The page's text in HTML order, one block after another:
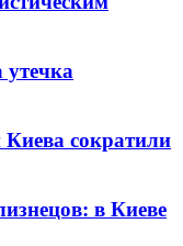
Киева сократили
в Киеве